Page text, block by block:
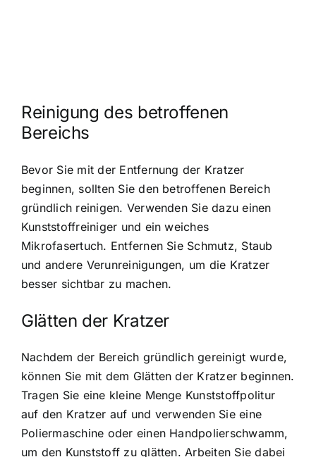
Reinigung des betroffenen
Bereichs
Bevor Sie mit der Entfernung der Kratzer
beginnen, sollten Sie den betroffenen Bereich
gründlich reinigen. Verwenden Sie dazu einen
Kunststoffreiniger und ein weiches
Mikrofasertuch. Entfernen Sie Schmutz, Staub
und andere Verunreinigungen, um die Kratzer
besser sichtbar zu machen.
Glätten der Kratzer
Nachdem der Bereich gründlich gereinigt wurde,
können Sie mit dem Glätten der Kratzer beginnen.
Tragen Sie eine kleine Menge Kunststoffpolitur
auf den Kratzer auf und verwenden Sie eine
Poliermaschine oder einen Handpolierschwamm,
um den Kunststoff zu glätten. Arbeiten Sie dabei